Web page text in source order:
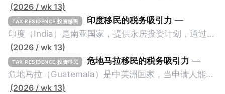
计划。申请人必须满足至少以下一项标准才能获得两年
投资者签证： * 投资200万欧元意大利政府债券； * 投
资50万欧元意大利股票； * 投资25万欧元于创新初创
企业；或 * 向意大利公共利益项目捐赠100万欧元。 当
投资者在居留许可证有效期的两年内保持投资，则可以
在居留证到期日前至少60天申请续签3年。当投资者经
过五年的实际居留（每年在意大利停留270天），申请
(2026 / wk 13)
TAX RESIDENCE 投资移民 印度移民的税务吸引力 —
印度（India）是南亚国家，提供永居投资计划，通过满
足特定的标准获得居留权。印度的永居投资计划要求申
请人透过外国直接投资（FDI）途径投资印度： * 申请
人必须在18个月内投资至少1亿卢比（约合773万人民
币）或36个月内投资至少2.5亿卢比（约合1933万人民
(2026 / wk 13)
TAX RESIDENCE 投资移民 危地马拉移民的税务吸引力 —
危地马拉（Guatemala）是中美洲国家，当申请人能够
证明被动收入或养老金收入，那么可以申请永久居留计
(2026 / wk 13)